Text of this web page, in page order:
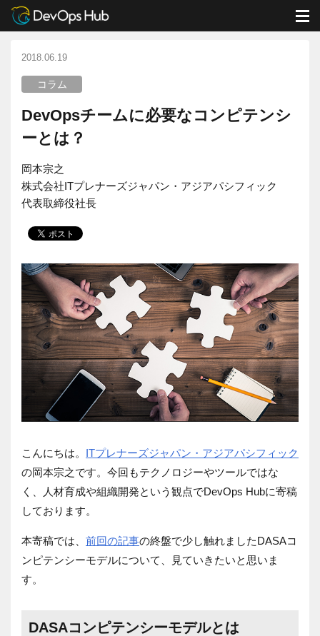
DevOps Hub ブログ コラム
2018.06.19
コラム
DevOpsチームに必要なコンピテンシ
ーとは？
岡本宗之
株式会社ITプレナーズジャパン・アジアパシフィック
代表取締役社長
こんにちは。 ITプレナーズジャパン・アジアパシフィック
の岡本宗之です。今回もテクノロジーやツールではな
く、人材育成や組織開発という観点でDevOps Hubに寄稿
しております。
本寄稿では、 前回の記事の終盤で少し触れましたDASAコ
ンピテンシーモデルについて、見ていきたいと思いま
す。
DASAコンピテンシーモデルとは